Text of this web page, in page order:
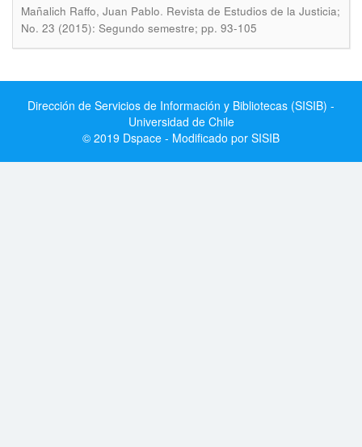
Mañalich Raffo, Juan Pablo. Revista de Estudios de la Justicia;
No. 23 (2015): Segundo semestre; pp. 93-105
Dirección de Servicios de Información y Bibliotecas (SISIB) -
Universidad de Chile
© 2019 Dspace - Modificado por SISIB